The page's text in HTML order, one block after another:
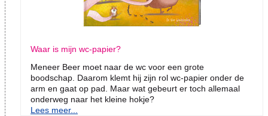
Waar is mijn wc-papier?
Meneer Beer moet naar de wc voor een grote
boodschap. Daarom klemt hij zijn rol wc-papier onder de
arm en gaat op pad. Maar wat gebeurt er toch allemaal
onderweg naar het kleine hokje?
Lees meer...